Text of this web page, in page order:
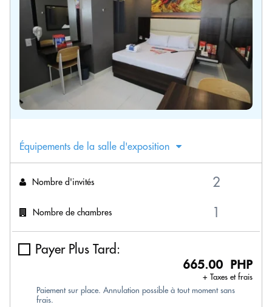
Équipements de la salle d'exposition
Nombre d'invités
Nombre de chambres
Payer Plus Tard:
665.00 PHP
+ Taxes et frais
Paiement sur place. Annulation possible à tout moment sans
frais.